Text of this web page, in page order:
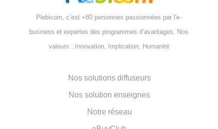
Plebicom, c’est +80 personnes passionnées par l'e-
business et expertes des programmes d’avantages. Nos
valeurs : Innovation, Implication, Humanité
Nos solutions diffuseurs
Nos solution enseignes
Notre réseau